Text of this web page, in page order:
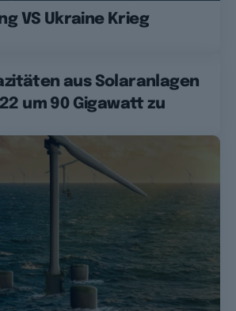
VS Ukraine Krieg
aus Solaranlagen
um 90 Gigawatt zu